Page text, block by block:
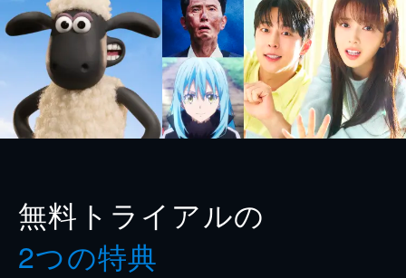
無料トライアルの
2つの特典